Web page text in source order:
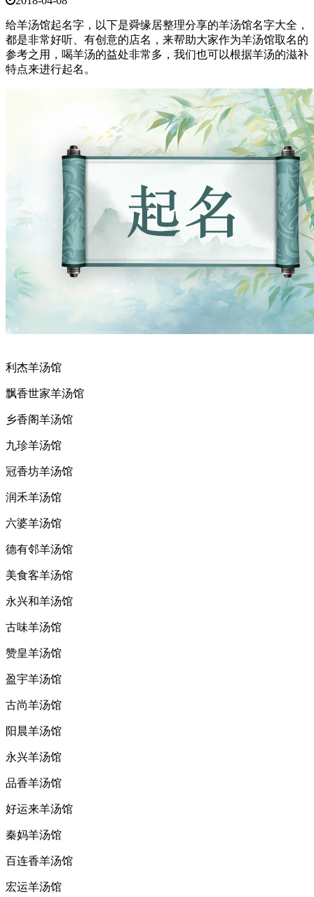
给羊汤馆起名字，以下是舜缘居整理分享的羊汤馆名字大全，
都是非常好听、有创意的店名，来帮助大家作为羊汤馆取名的
参考之用，喝羊汤的益处非常多，我们也可以根据羊汤的滋补
特点来进行起名。
利杰羊汤馆
飘香世家羊汤馆
乡香阁羊汤馆
九珍羊汤馆
冠香坊羊汤馆
润禾羊汤馆
六婆羊汤馆
德有邻羊汤馆
美食客羊汤馆
永兴和羊汤馆
古味羊汤馆
赞皇羊汤馆
盈宇羊汤馆
古尚羊汤馆
阳晨羊汤馆
永兴羊汤馆
品香羊汤馆
好运来羊汤馆
秦妈羊汤馆
百连香羊汤馆
宏运羊汤馆